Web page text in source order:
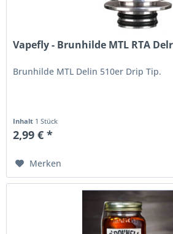
Vapefly - Brunhilde MTL RTA
Brunhilde MTL Delin 510er Drip Tip.
Inhalt 1 Stück
2,99 € *
Merken